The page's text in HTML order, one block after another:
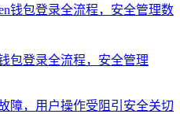
包登录全流程，安全管理